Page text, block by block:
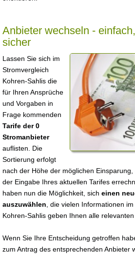
Anbieter wechseln -
sicher
Lassen Sie sich im
Stromvergleich
Kohren-Sahlis die
für Ihren Ansprüche
und Vorgaben in
Frage kommenden
Tarife der 0
Stromanbieter
auflisten. Die
Sortierung erfolgt
nach der Höhe der möglichen
der Eingabe Ihres aktuellen Tarifes
haben nun die Möglichkeit, sich einen
auszuwählen , die vielen Informationen
Kohren-Sahlis geben Ihnen alle
Wenn Sie Ihre Entscheidung getroffen
zum Antrag des entsprechenden Anbieter